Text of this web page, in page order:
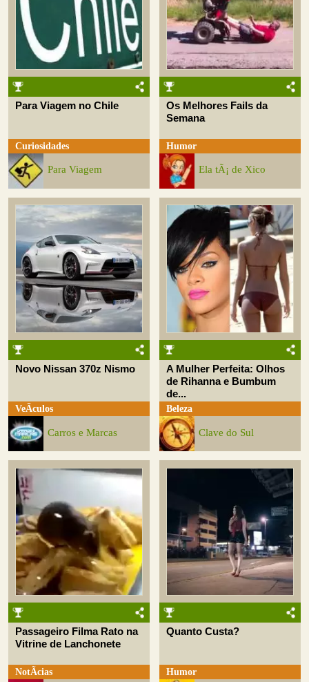
Para Viagem no Chile
Curiosidades
Para Viagem
Os Melhores Fails da
Semana
Humor
Ela tÃ¡ de Xico
Novo Nissan 370z Nismo
VeÃ­culos
Carros e Marcas
A Mulher Perfeita: Olhos
de Rihanna e Bumbum
de...
Beleza
Clave do Sul
Passageiro Filma Rato na
Vitrine de Lanchonete
NotÃ­cias
Quanto Custa?
Humor